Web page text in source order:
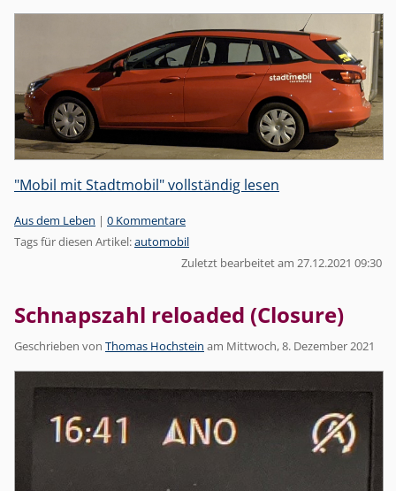
"Mobil mit Stadtmobil" vollständig lesen
Kategorien:
Aus dem Leben | 0 Kommentare
Tags für diesen Artikel:automobil
Zuletzt bearbeitet am 27.12.2021 09:30
Schnapszahl reloaded (Closure)
Geschrieben von Thomas Hochstein am Mittwoch, 8. Dezember 2021